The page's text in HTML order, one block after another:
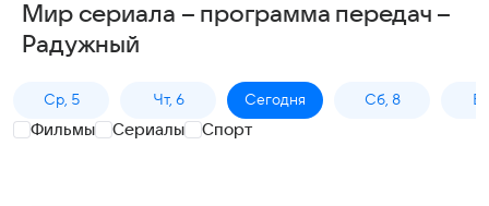
Мир сериала – программа передач –
Радужный
Ср, 5 Чт, 6 Сегодня Сб, 8
Фильмы Сериалы Спорт